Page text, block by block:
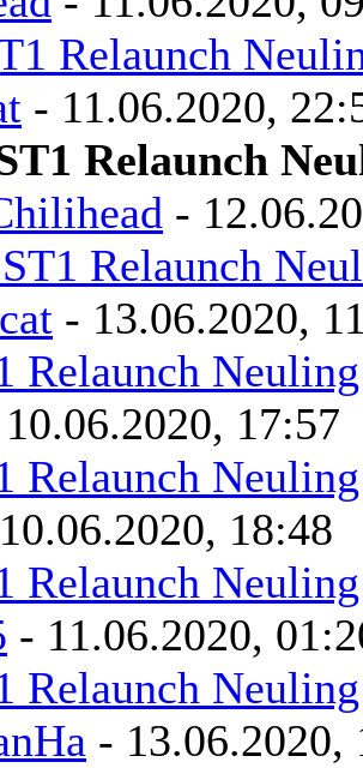
Relaunch
- 11.06.2020,
Relaunch
-
Relaunch
- 13.06.2020,
Relaunch
17:57
Relaunch
18:48
Relaunch
- 11.06.2020,
Relaunch
- 13.06.2020,